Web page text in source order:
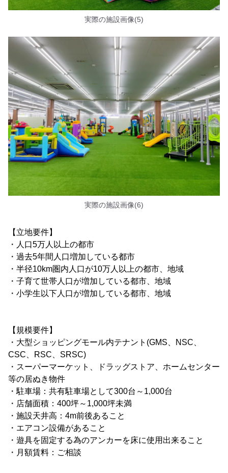
実際の施設画像(5)
実際の施設画像(6)
【立地要件】
・人口5万人以上の都市
・過去5年間人口増加している都市
・半径10km圏内人口が10万人以上の都市、地域
・子育て世帯人口が増加している都市、地域
・小学生以下人口が増加している都市、地域
【規模要件】
・大型ショッピングモール内テナント(GMS、NSC、
CSC、RSC、SRSC)
・スーパーマーケット、ドラッグストア、ホームセンター
等の居ぬき物件
・駐車場：共有駐車場として300台～1,000台
・店舗面積：400坪～1,000坪未満
・施設天井高：4m前後あること
・エアコン設備があること
・遊具を固定する為のアンカーを床に使用出来ること
・月額賃料：ご相談